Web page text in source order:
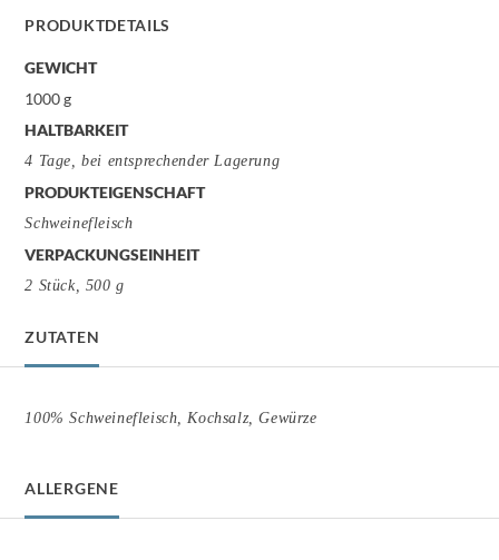
PRODUKTDETAILS
GEWICHT
1000 g
HALTBARKEIT
4 Tage, bei entsprechender Lagerung
PRODUKTEIGENSCHAFT
Schweinefleisch
VERPACKUNGSEINHEIT
2 Stück, 500 g
ZUTATEN
100% Schweinefleisch, Kochsalz, Gewürze
ALLERGENE